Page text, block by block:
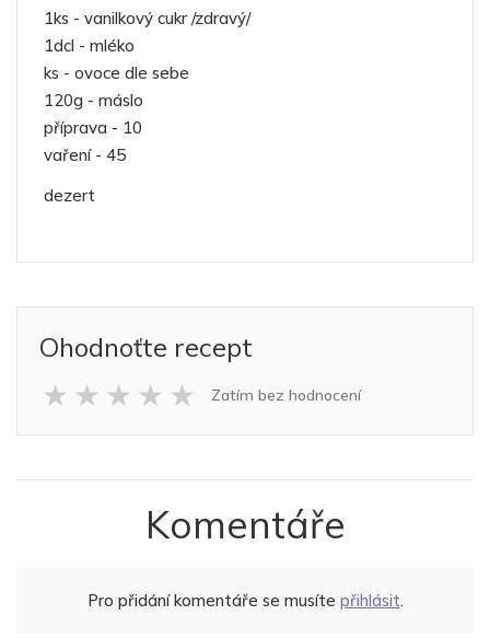
1ks - vanilkový cukr /zdravý/
1dcl - mléko
ks - ovoce dle sebe
120g - máslo
příprava - 10
vaření - 45
dezert
Ohodnoťte recept
★ ★ ★ ★ ★ Zatím bez hodnocení
Komentáře
Pro přidání komentáře se musíte přihlásit.